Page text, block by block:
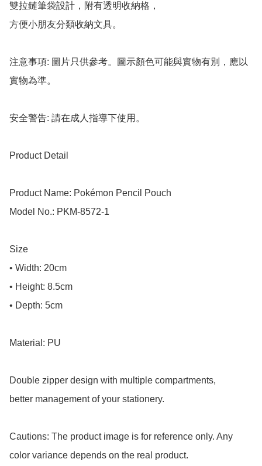
雙拉鏈筆袋設計，附有透明收納格，
方便小朋友分類收納文具。
注意事項: 圖片只供參考。圖示顏色可能與實物有別，應以
實物為準。
安全警告: 請在成人指導下使用。
Product Detail
Product Name: Pokémon Pencil Pouch
Model No.: PKM-8572-1
Size
• Width: 20cm
• Height: 8.5cm
• Depth: 5cm
Material: PU
Double zipper design with multiple compartments,
better management of your stationery.
Cautions: The product image is for reference only. Any
color variance depends on the real product.